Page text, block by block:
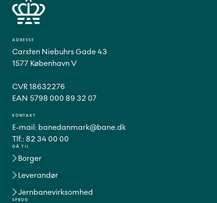
GÅ TIL
Borger
Leverandør
Jernbanevirksomhed
SPROG
ADRESSE
Carsten Niebuhrs Gade 43
1577 København V
CVR 18632276
EAN 5798 000 89 32 07
KONTAKT
E-mail: banedanmark@bane.dk
Tlf.: 82 34 00 00